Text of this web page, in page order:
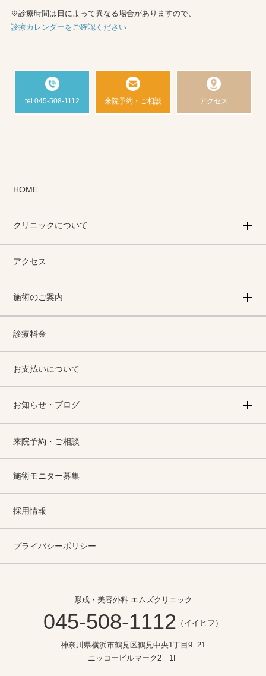
※診療時間は日によって異なる場合がありますので、
診療カレンダーをご確認ください
tel.045-508-1112 来院予約・ご相談 アクセス
HOME
クリニックについて
アクセス
施術のご案内
診療料金
お支払いについて
お知らせ・ブログ
来院予約・ご相談
施術モニター募集
採用情報
プライバシーポリシー
形成・美容外科 エムズクリニック
045-508-1112 （イイヒフ）
神奈川県横浜市鶴見区鶴見中央1丁目9−21
ニッコービルマーク2 1F